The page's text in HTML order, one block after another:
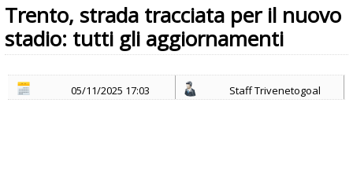
Trento, strada tracciata per il nuovo
stadio: tutti gli aggiornamenti
05/11/2025 17:03 Staff Trivenetogoal